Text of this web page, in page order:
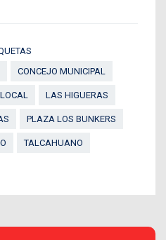
CONCEJO MUNICIPAL
LAS HIGUERAS
PLAZA LOS BUNKERS
TALCAHUANO